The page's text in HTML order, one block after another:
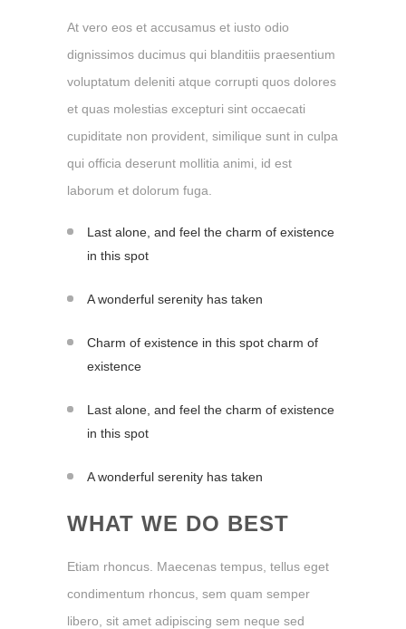
At vero eos et accusamus et iusto odio
dignissimos ducimus qui blanditiis praesentium
voluptatum deleniti atque corrupti quos dolores
et quas molestias excepturi sint occaecati
cupiditate non provident, similique sunt in culpa
qui officia deserunt mollitia animi, id est
laborum et dolorum fuga.
Last alone, and feel the charm of existence
in this spot
A wonderful serenity has taken
Charm of existence in this spot charm of
existence
Last alone, and feel the charm of existence
in this spot
A wonderful serenity has taken
WHAT WE DO BEST
Etiam rhoncus. Maecenas tempus, tellus eget
condimentum rhoncus, sem quam semper
libero, sit amet adipiscing sem neque sed